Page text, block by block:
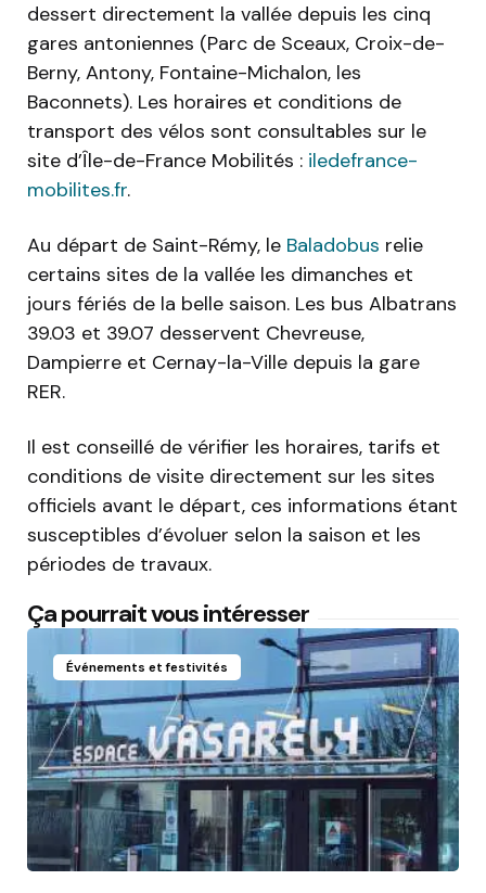
dessert directement la vallée depuis les cinq
gares antoniennes (Parc de Sceaux, Croix-de-
Berny, Antony, Fontaine-Michalon, les
Baconnets). Les horaires et conditions de
transport des vélos sont consultables sur le
site d’Île-de-France Mobilités : iledefrance-
mobilites.fr.
Au départ de Saint-Rémy, le Baladobus relie
certains sites de la vallée les dimanches et
jours fériés de la belle saison. Les bus Albatrans
39.03 et 39.07 desservent Chevreuse,
Dampierre et Cernay-la-Ville depuis la gare
RER.
Il est conseillé de vérifier les horaires, tarifs et
conditions de visite directement sur les sites
officiels avant le départ, ces informations étant
susceptibles d’évoluer selon la saison et les
périodes de travaux.
Ça pourrait vous intéresser
Événements et festivités